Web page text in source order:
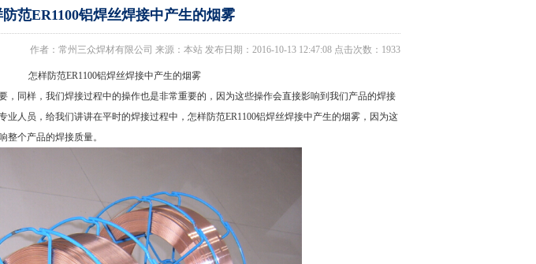
范ER1100铝焊丝焊接中产生的烟雾
作者：常州三众焊材有限公司 来源：本站 发布日期：2016-10-13 12:47:08 点击次数：1933
怎样防范ER1100铝焊丝焊接中产生的烟雾
同样，我们焊接过程中的操作也是非常重要的，因为这些操作会直接影响到我们产品的焊接
业人员，给我们讲讲在平时的焊接过程中，怎样防范ER1100铝焊丝焊接中产生的烟雾，因为这
整个产品的焊接质量。